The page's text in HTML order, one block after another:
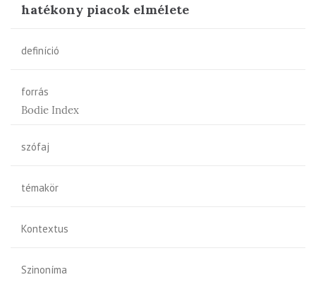
hatékony piacok elmélete
definíció
forrás
Bodie Index
szófaj
témakör
Kontextus
Szinoníma